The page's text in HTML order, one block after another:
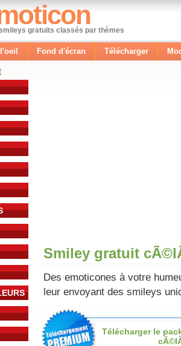
gratuits classés par thèmes
Fond d'écran Télécharger
Smiley gratuit
Des emoticones à votre
leur envoyant des smileys
Télécharger le